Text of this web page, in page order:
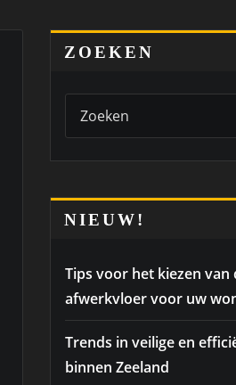
ZOEKEN
NIEUW!
Tips voor het kiezen van
afwerkvloer voor uw
Trends in veilige en
binnen Zeeland